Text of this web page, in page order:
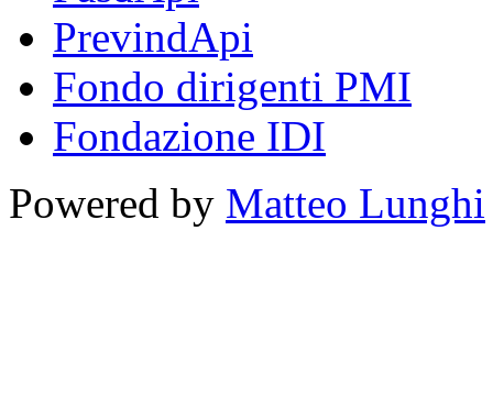
PrevindApi
Fondo dirigenti PMI
Fondazione IDI
Powered by Matteo Lunghi